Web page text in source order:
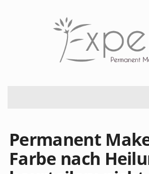
Permanent
Farbe nach